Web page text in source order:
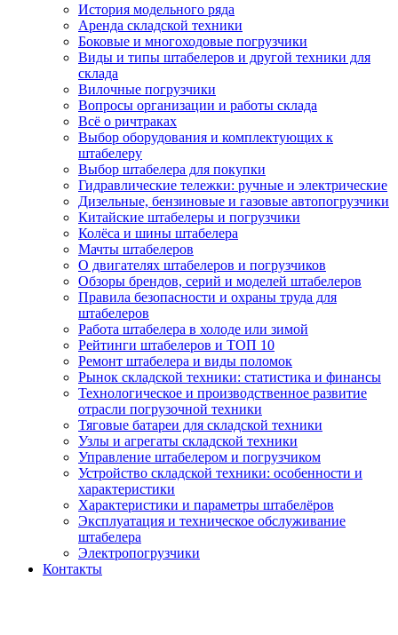
История модельного ряда
Аренда складской техники
Боковые и многоходовые погрузчики
Виды и типы штабелеров и другой техники для
склада
Вилочные погрузчики
Вопросы организации и работы склада
Всё о ричтраках
Выбор оборудования и комплектующих к
штабелеру
Выбор штабелера для покупки
Гидравлические тележки: ручные и электрические
Дизельные, бензиновые и газовые автопогрузчики
Китайские штабелеры и погрузчики
Колёса и шины штабелера
Мачты штабелеров
О двигателях штабелеров и погрузчиков
Обзоры брендов, серий и моделей штабелеров
Правила безопасности и охраны труда для
штабелеров
Работа штабелера в холоде или зимой
Рейтинги штабелеров и ТОП 10
Ремонт штабелера и виды поломок
Рынок складской техники: статистика и финансы
Технологическое и производственное развитие
отрасли погрузочной техники
Тяговые батареи для складской техники
Узлы и агрегаты складской техники
Управление штабелером и погрузчиком
Устройство складской техники: особенности и
характеристики
Характеристики и параметры штабелёров
Эксплуатация и техническое обслуживание
штабелера
Электропогрузчики
Контакты